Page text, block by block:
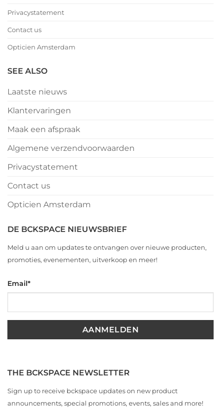
Privacystatement
Contact us
Opticien Amsterdam
SEE ALSO
Laatste nieuws
Klantervaringen
Maak een afspraak
Algemene verzendvoorwaarden
Privacystatement
Contact us
Opticien Amsterdam
DE BCKSPACE NIEUWSBRIEF
Meld u aan om updates te ontvangen over nieuwe producten,
promoties, evenementen, uitverkoop en meer!
Email*
THE BCKSPACE NEWSLETTER
Sign up to receive bckspace updates on new product
announcements, special promotions, events, sales and more!